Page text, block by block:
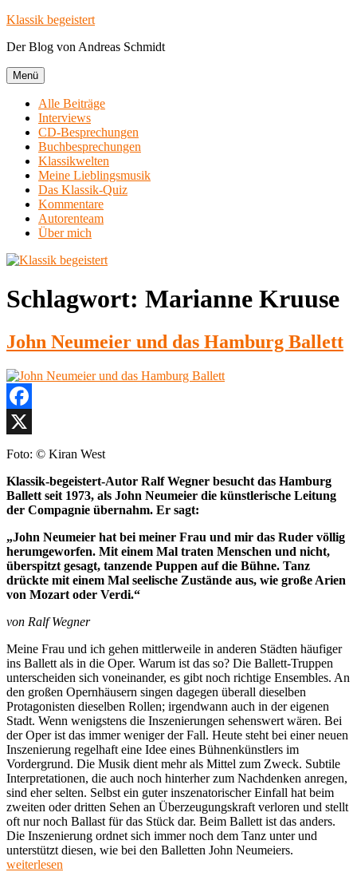
Zum
springen
Klassik begeistert
Der Blog von Andreas Schmidt
Menü
Alle Beiträge
Interviews
CD-Besprechungen
Buchbesprechungen
Klassikwelten
Meine Lieblingsmusik
Das Klassik-Quiz
Kommentare
Autorenteam
Über mich
Schlagwort: Marianne Kruuse
John Neumeier und das Hamburg Ballett
Facebook
X
Foto: © Kiran West
Klassik-begeistert-Autor Ralf Wegner besucht das Hamburg
Ballett seit 1973, als John Neumeier die künstlerische Leitung
der Compagnie übernahm. Er sagt:
„John Neumeier hat bei meiner Frau und mir das Ruder völlig
herumgeworfen. Mit einem Mal traten Menschen und nicht,
überspitzt gesagt, tanzende Puppen auf die Bühne. Tanz
drückte mit einem Mal seelische Zustände aus, wie große Arien
von Mozart oder Verdi.“
von Ralf Wegner
Meine Frau und ich gehen mittlerweile in anderen Städten häufiger
ins Ballett als in die Oper. Warum ist das so? Die Ballett-Truppen
unterscheiden sich voneinander, es gibt noch richtige Ensembles. An
den großen Opernhäusern singen dagegen überall dieselben
Protagonisten dieselben Rollen; irgendwann auch in der eigenen
Stadt. Wenn wenigstens die Inszenierungen sehenswert wären. Bei
der Oper ist das immer weniger der Fall. Heute steht bei einer neuen
Inszenierung regelhaft eine Idee eines Bühnenkünstlers im
Vordergrund. Die Musik dient mehr als Mittel zum Zweck. Subtile
Interpretationen, die auch noch hinterher zum Nachdenken anregen,
sind eher selten. Selbst ein guter inszenatorischer Einfall hat beim
zweiten oder dritten Sehen an Überzeugungskraft verloren und stellt
oft nur noch Ballast für das Stück dar. Beim Ballett ist das anders.
Die Inszenierung ordnet sich immer noch dem Tanz unter und
unterstützt diesen, wie bei den Balletten John Neumeiers.
weiterlesen